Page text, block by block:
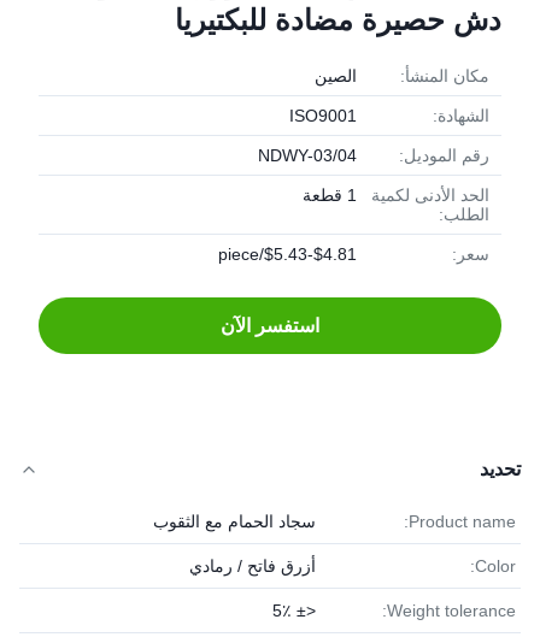
دش حصيرة مضادة للبكتيريا
مكان المنشأ: الصين
الشهادة: ISO9001
رقم الموديل: NDWY-03/04
الحد الأدنى لكمية
الطلب:
1 قطعة
سعر: $4.81-$5.43/piece
استفسر الآن
تحديد
Product name: سجاد الحمام مع الثقوب
Color: أزرق فاتح / رمادي
Weight tolerance: <± 5٪